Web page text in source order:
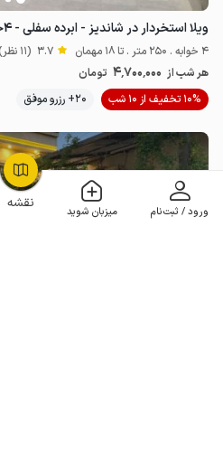
نقشه ورود / ثبت‌نام میزبان شوید
OpenStreetMap
ویلا استخردار در شاندیز - ابرده سفلی - ۴خوابه
4 خوابه . 250 متر . تا 18 مهمان 3.7 (11 نظر)
هر شب از 4٬700٬000 تومان
10% تخفیف از 10 شب
20+ رزرو موفق